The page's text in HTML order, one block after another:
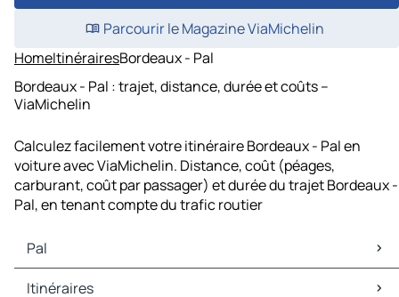
Parcourir le Magazine ViaMichelin
HomeItinérairesBordeaux - Pal
Bordeaux - Pal : trajet, distance, durée et coûts –
ViaMichelin
Calculez facilement votre itinéraire Bordeaux - Pal en
voiture avec ViaMichelin. Distance, coût (péages,
carburant, coût par passager) et durée du trajet Bordeaux -
Pal, en tenant compte du trafic routier
Pal
Pal Cartes et plans
Itinéraires